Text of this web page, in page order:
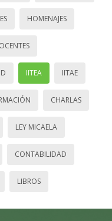
HOMENAJES
IITEA IITAE
CHARLAS
LEY MICAELA
CONTABILIDAD
LIBROS